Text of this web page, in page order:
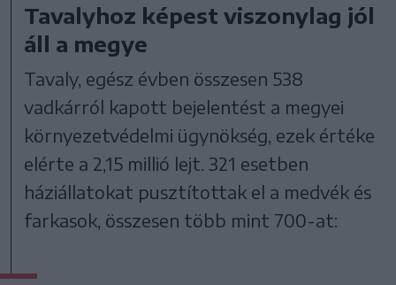
Tavalyhoz képest viszonylag jól
áll a megye
Tavaly, egész évben összesen 538
vadkárról kapott bejelentést a megyei
környezetvédelmi ügynökség, ezek értéke
elérte a 2,15 millió lejt. 321 esetben
háziállatokat pusztítottak el a medvék és
farkasok, összesen több mint 700-at: